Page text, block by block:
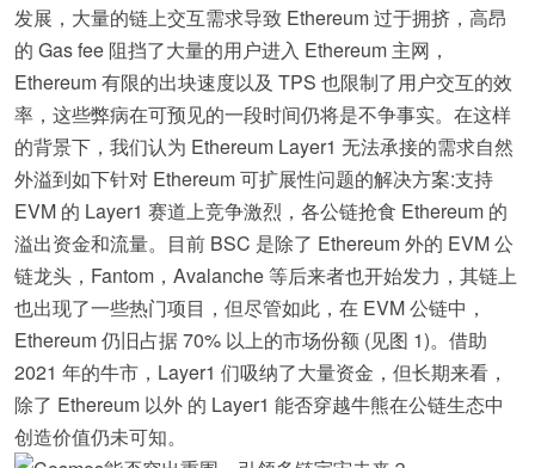
发展，大量的链上交互需求导致 Ethereum 过于拥挤，高昂
的 Gas fee 阻挡了大量的用户进入 Ethereum 主网，
Ethereum 有限的出块速度以及 TPS 也限制了用户交互的效
率，这些弊病在可预见的一段时间仍将是不争事实。在这样
的背景下，我们认为 Ethereum Layer1 无法承接的需求自然
外溢到如下针对 Ethereum 可扩展性问题的解决方案:支持
EVM 的 Layer1 赛道上竞争激烈，各公链抢食 Ethereum 的
溢出资金和流量。目前 BSC 是除了 Ethereum 外的 EVM 公
链龙头，Fantom，Avalanche 等后来者也开始发力，其链上
也出现了一些热门项目，但尽管如此，在 EVM 公链中，
Ethereum 仍旧占据 70% 以上的市场份额 (见图 1)。借助
2021 年的牛市，Layer1 们吸纳了大量资金，但长期来看，
除了 Ethereum 以外 的 Layer1 能否穿越牛熊在公链生态中
创造价值仍未可知。